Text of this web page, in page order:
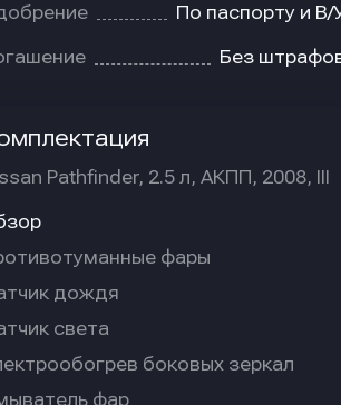
По паспорту и В/
Без
Pathfinder, 2.5 л, АКПП, 2008, III
фары
дождя
света
боковых зеркал
фар